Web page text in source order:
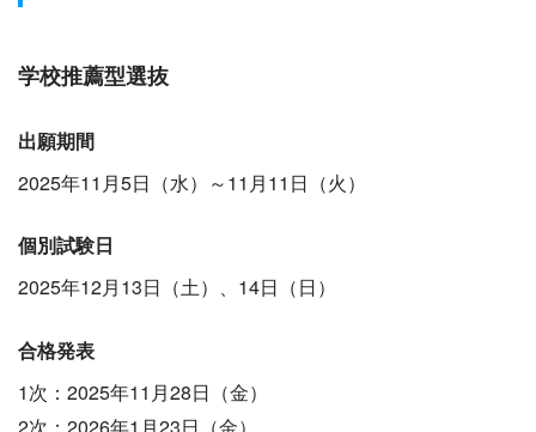
学校推薦型選抜
出願期間
2025年11月5日（水）～11月11日（火）
個別試験日
2025年12月13日（土）、14日（日）
合格発表
1次：2025年11月28日（金）